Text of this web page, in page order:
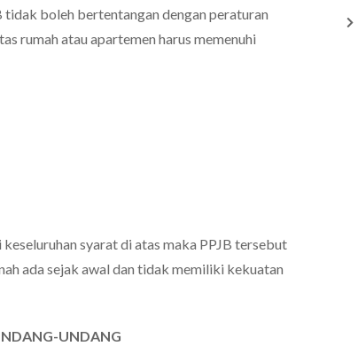
tidak boleh bertentangan dengan peraturan
rumah atau apartemen harus memenuhi
syarat di atas maka PPJB tersebut
ada sejak awal dan tidak memiliki kekuatan
UNDANG